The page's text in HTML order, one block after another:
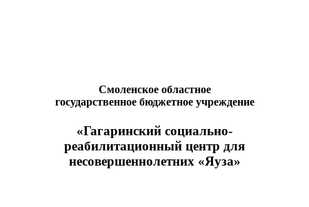
Смоленское областное
государственное бюджетное учреждение
«Гагаринский социально-
реабилитационный центр для
несовершеннолетних «Яуза»